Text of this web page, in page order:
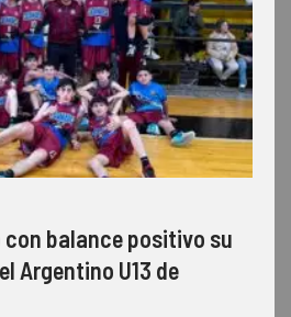
balance positivo su
Argentino U13 de